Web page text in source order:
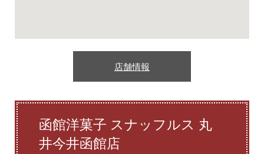
店舗情報
函館洋菓子 スナッフルス 丸
井今井函館店